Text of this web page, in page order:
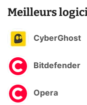
Meilleurs
CyberGhost
Bitdefender
Opera